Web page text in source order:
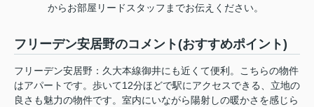
からお部屋リードスタッフまでお伝えください。
フリーデン安居野のコメント(おすすめポイント)
フリーデン安居野：久大本線御井にも近くて便利。こちらの物件
はアパートです。歩いて12分ほどで駅にアクセスできる、立地の
良さも魅力の物件です。室内にいながら陽射しの暖かさを感じら